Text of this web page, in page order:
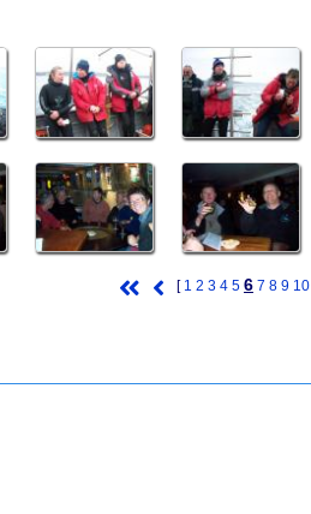
[ 1 2 3 4 5 6 7 8 9 10